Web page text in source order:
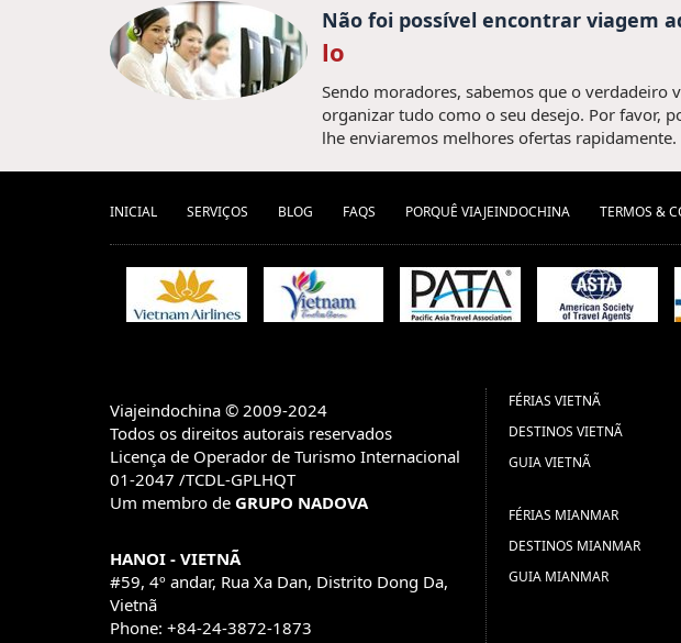
Não foi possível encontrar viagem
lo
Sendo moradores, sabemos que o verdadeiro
organizar tudo como o seu desejo. Por favor,
lhe enviaremos melhores ofertas rapidamente.
INICIAL SERVIÇOS BLOG FAQS PORQUÊ VIAJEINDOCHINA TERMOS &
Viajeindochina © 2009-2024
Todos os direitos autorais reservados
Licença de Operador de Turismo Internacional
01-2047 /TCDL-GPLHQT
Um membro de GRUPO NADOVA
HANOI - VIETNÃ
#59, 4º andar, Rua Xa Dan, Distrito Dong Da,
Vietnã
Phone: +84-24-3872-1873
FÉRIAS VIETNÃ
DESTINOS VIETNÃ
GUIA VIETNÃ
FÉRIAS MIANMAR
DESTINOS MIANMAR
GUIA MIANMAR